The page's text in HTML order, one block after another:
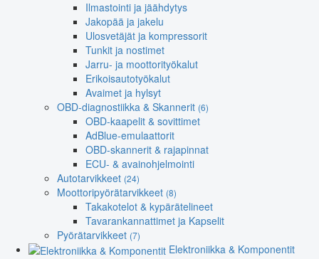
Ilmastointi ja jäähdytys
Jakopää ja jakelu
Ulosvetäjät ja kompressorit
Tunkit ja nostimet
Jarru- ja moottorityökalut
Erikoisautotyökalut
Avaimet ja hylsyt
OBD-diagnostiikka & Skannerit (6)
OBD-kaapelit & sovittimet
AdBlue-emulaattorit
OBD-skannerit & rajapinnat
ECU- & avainohjelmointi
Autotarvikkeet (24)
Moottoripyörätarvikkeet (8)
Takakotelot & kypärätelineet
Tavarankannattimet ja Kapselit
Pyörätarvikkeet (7)
Elektroniikka & Komponentit